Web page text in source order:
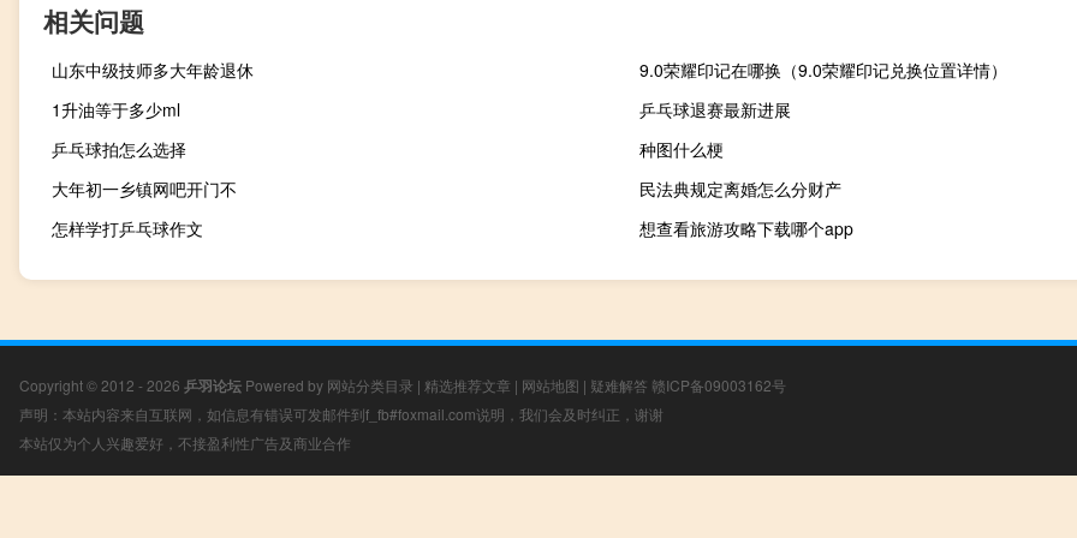
相关问题
山东中级技师多大年龄退休
9.0荣耀印记在哪换（9.0荣耀印记兑换位置详情）
1升油等于多少ml
乒乓球退赛最新进展
乒乓球拍怎么选择
种图什么梗
大年初一乡镇网吧开门不
民法典规定离婚怎么分财产
怎样学打乒乓球作文
想查看旅游攻略下载哪个app
Copyright © 2012 - 2026 乒羽论坛 Powered by 网站分类目录 | 精选推荐文章 | 网站地图 | 疑难解答 赣ICP备09003162号
声明：本站内容来自互联网，如信息有错误可发邮件到f_fb#foxmail.com说明，我们会及时纠正，谢谢
本站仅为个人兴趣爱好，不接盈利性广告及商业合作